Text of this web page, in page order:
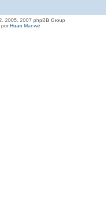
2005, 2007 phpBB Group
porHuan Manwë